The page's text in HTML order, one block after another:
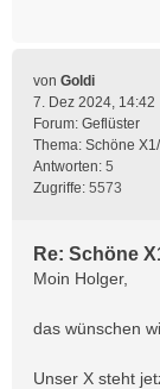
von Goldi
7. Dez 2024, 14:42
Forum: Geflüster
Thema: Schöne
Antworten: 5
Zugriffe: 5573
Re: Schöne
Moin Holger,
das wünschen
Unser X steht